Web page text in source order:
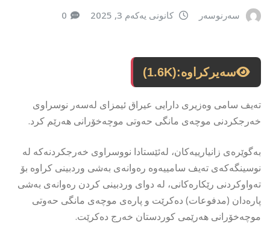
سەرنوسەر کانونی یەکەم 3, 2025 0
سەیرکراوە:(1.6K)
تەیف سامی وەزیری دارایی عیراق ئیمزای لەسەر نوسراوی
خەرجکردنی موچەی مانگی حەوتی موچەخۆرانی هەرێم کرد.
بەگوێرەی زانیارییەکان، لەئێستادا نووسراوی خەرجکردنەکە لە
نوسینگەکەی تەیف سامییەوە رەوانەی بەشی وردبینی کراوە بۆ
تەواوکردنی رێکارەکانی، لە دوای وردبینی کردن رەوانەی بەشی
پارەدان (مدفوعات) دەکرێت و پارەی موچەی مانگی حەوتی
موچەخۆرانی هەرێمی کوردستان خەرج دەکرێت.